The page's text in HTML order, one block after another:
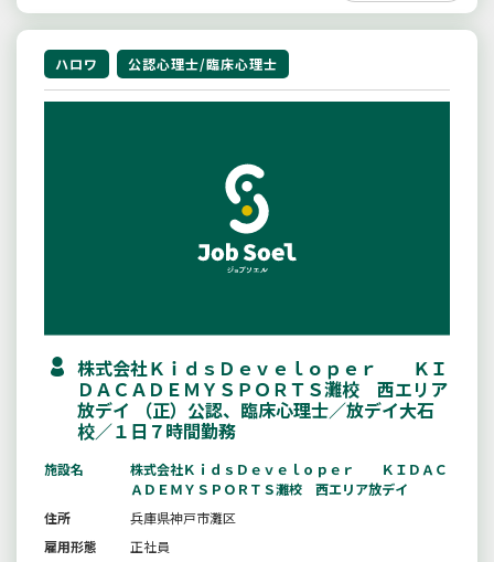
ハロワ 公認心理士/臨床心理士
株式会社ＫｉｄｓＤｅｖｅｌｏｐｅｒ ＫＩ
ＤＡＣＡＤＥＭＹＳＰＯＲＴＳ灘校 西エリア
放デイ （正）公認、臨床心理士／放デイ大石
校／１日７時間勤務
施設名
株式会社ＫｉｄｓＤｅｖｅｌｏｐｅｒ ＫＩＤＡＣ
ＡＤＥＭＹＳＰＯＲＴＳ灘校 西エリア放デイ
住所
兵庫県神戸市灘区
雇用形態
正社員